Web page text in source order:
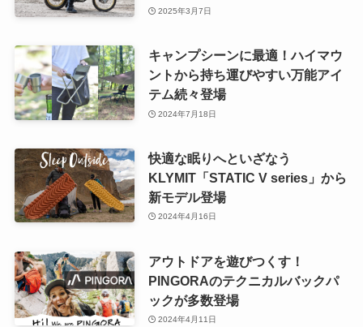
2025年3月7日
キャンプシーンに最適！ハイマウ
ントから持ち運びやすい万能アイ
テム続々登場
2024年7月18日
快適な眠りへといざなう
KLYMIT「STATIC V series」から
新モデル登場
2024年4月16日
アウトドアを遊びつくす！
PINGORAのテクニカルバックパ
ックが多数登場
2024年4月11日